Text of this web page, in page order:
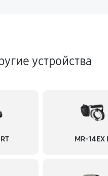
устройства
MR-14EX